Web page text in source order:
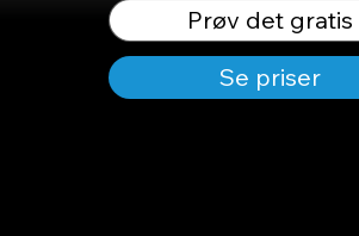
Prøv det gratis
Se priser